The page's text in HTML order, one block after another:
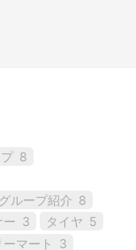
8
グループ紹介 8
ー 3 タイヤ 5
マート
3